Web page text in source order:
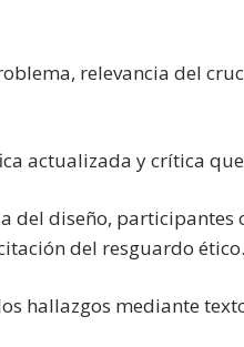
relevancia del
actualizada y crítica
del diseño, participantes
del resguardo ético.
hallazgos mediante